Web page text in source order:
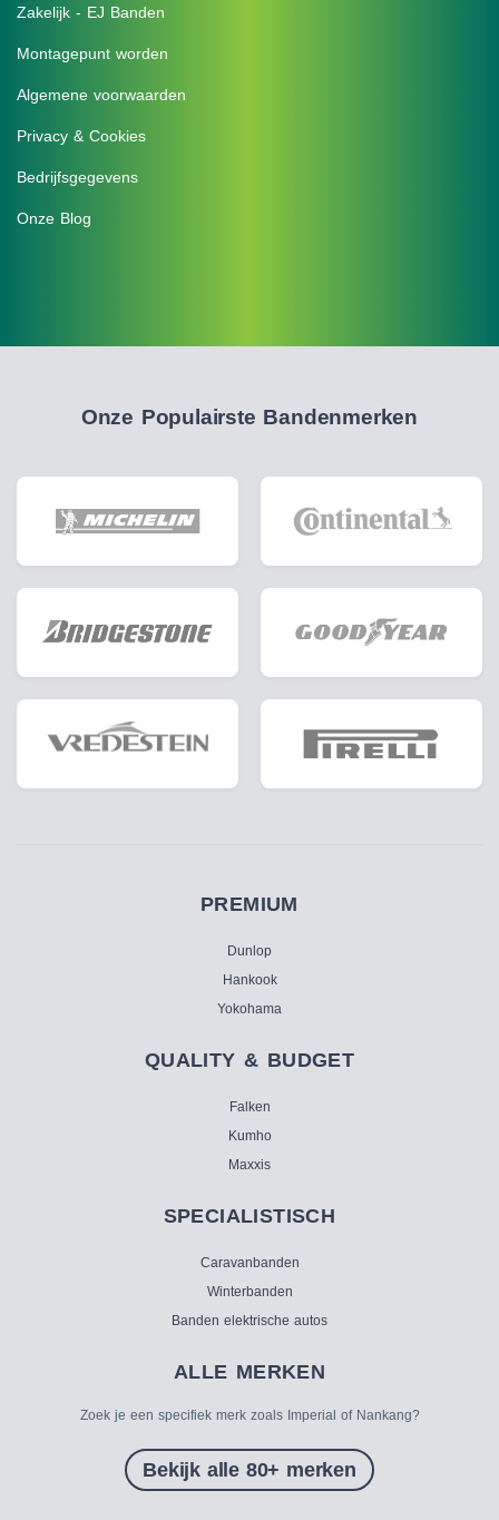
Zakelijk - EJ Banden
Montagepunt worden
Algemene voorwaarden
Privacy & Cookies
Bedrijfsgegevens
Onze Blog
Onze Populairste Bandenmerken
PREMIUM
Dunlop
Hankook
Yokohama
QUALITY & BUDGET
Falken
Kumho
Maxxis
SPECIALISTISCH
Caravanbanden
Winterbanden
Banden elektrische autos
ALLE MERKEN
Zoek je een specifiek merk zoals Imperial of Nankang?
Bekijk alle 80+ merken